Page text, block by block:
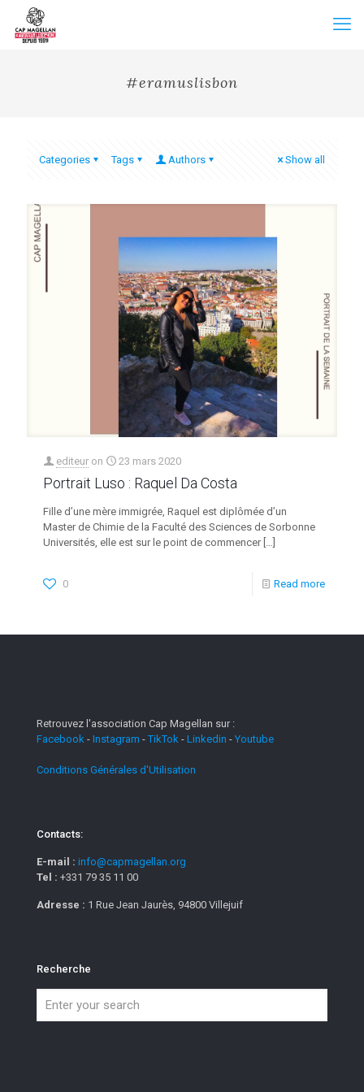
#eramuslisbon
Categories Tags Authors Show all
editeur on 23 mars 2020
Portrait Luso : Raquel Da Costa
Fille d’une mère immigrée, Raquel est diplômée d’un
Master de Chimie de la Faculté des Sciences de Sorbonne
Universités, elle est sur le point de commencer[…]
0 Read more
Retrouvez l'association Cap Magellan sur :
Facebook - Instagram -TikTok - Linkedin - Youtube
Conditions Générales d'Utilisation
Contacts:
E-mail : info@capmagellan.org
Tel : +331 79 35 11 00
Adresse : 1 Rue Jean Jaurès, 94800 Villejuif
Recherche